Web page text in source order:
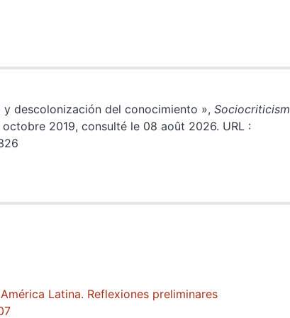
y descolonización del conocimiento », Sociocriticism
2019, consulté le 08 août 2026. URL :
Latina. Reflexiones preliminares